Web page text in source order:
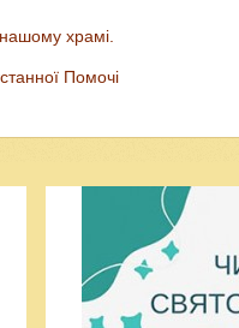
храмі.
Помочі